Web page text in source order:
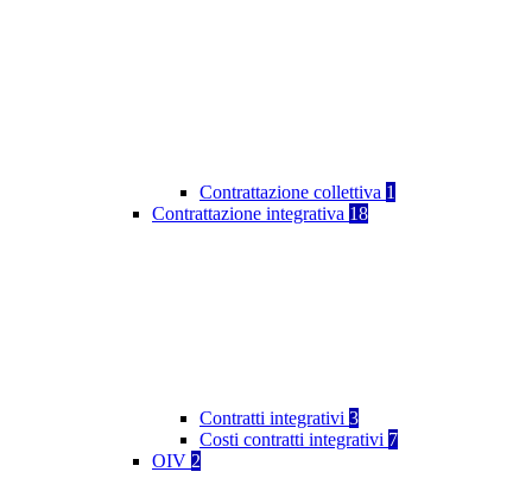
Contrattazione collettiva 1
Contrattazione integrativa 18
Contratti integrativi 3
Costi contratti integrativi 7
OIV 2